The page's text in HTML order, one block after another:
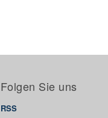
Folgen Sie uns
RSS